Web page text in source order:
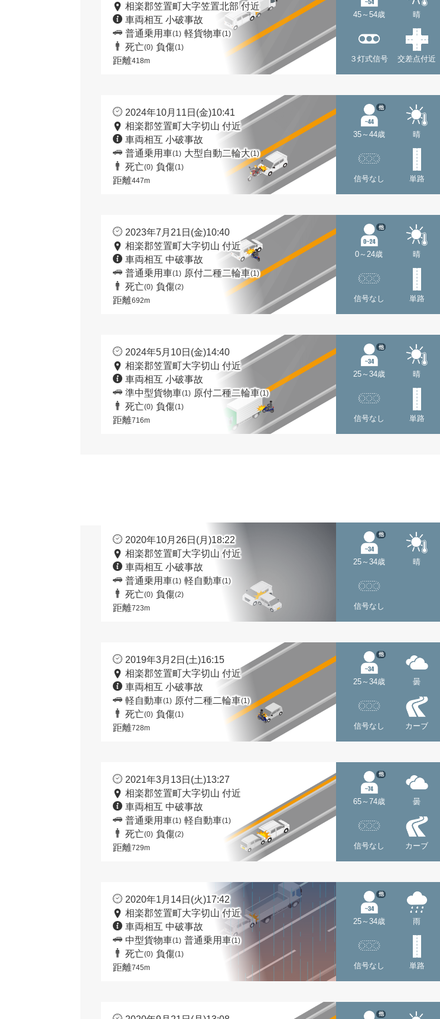
相楽郡笠置町大字笠置北部 付近
車両相互 小破事故
普通乗用車(1) 軽貨物車(1)
死亡(0) 負傷(1)
距離418m
45～54歳 晴
３灯式信号 交差点付近
2024年10月11日(金)10:41
相楽郡笠置町大字切山 付近
車両相互 小破事故
普通乗用車(1) 大型自動二輪大(1)
死亡(0) 負傷(1)
距離447m
35～44歳
他
晴
信号なし 単路
2023年7月21日(金)10:40
相楽郡笠置町大字切山 付近
車両相互 中破事故
普通乗用車(1) 原付二種二輪車(1)
死亡(0) 負傷(2)
距離692m
0～24歳
他
晴
信号なし 単路
2024年5月10日(金)14:40
相楽郡笠置町大字切山 付近
車両相互 小破事故
準中型貨物車(1) 原付二種二輪車(1)
死亡(0) 負傷(1)
距離716m
25～34歳
他
晴
信号なし 単路
2020年10月26日(月)18:22
相楽郡笠置町大字切山 付近
車両相互 小破事故
普通乗用車(1) 軽自動車(1)
死亡(0) 負傷(2)
距離723m
25～34歳
他
晴
信号なし
2019年3月2日(土)16:15
相楽郡笠置町大字切山 付近
車両相互 小破事故
軽自動車(1) 原付二種二輪車(1)
死亡(0) 負傷(1)
距離728m
25～34歳
他
曇
信号なし カーブ
2021年3月13日(土)13:27
相楽郡笠置町大字切山 付近
車両相互 中破事故
普通乗用車(1) 軽自動車(1)
死亡(0) 負傷(2)
距離729m
65～74歳
他
曇
信号なし カーブ
2020年1月14日(火)17:42
相楽郡笠置町大字切山 付近
車両相互 中破事故
中型貨物車(1) 普通乗用車(1)
死亡(0) 負傷(1)
距離745m
25～34歳
他
雨
信号なし 単路
他